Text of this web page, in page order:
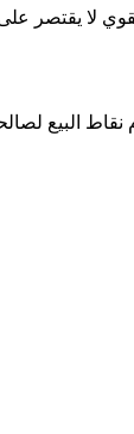
لا يقتصر
البيع